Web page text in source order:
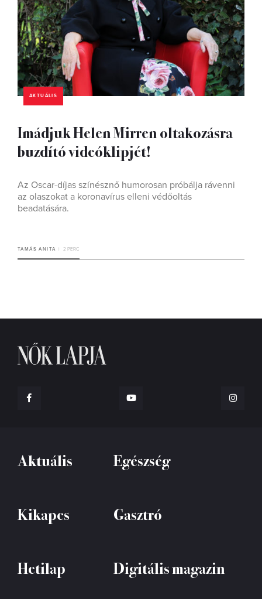
AKTUÁLIS
Imádjuk Helen Mirren oltakozásra
buzdító videóklipjét!
Az Oscar-díjas színésznő humorosan próbálja rávenni
az olaszokat a koronavírus elleni védőoltás
beadatására.
TAMÁS ANITA 2 PERC
Aktuális Egészség
Kikapcs Gasztró
Hetilap Digitális magazin